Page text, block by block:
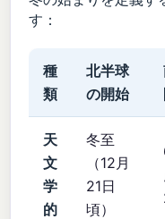
す：
種
類
北半球
の開始
天
文
学
的
冬至
（12月
21日
頃）